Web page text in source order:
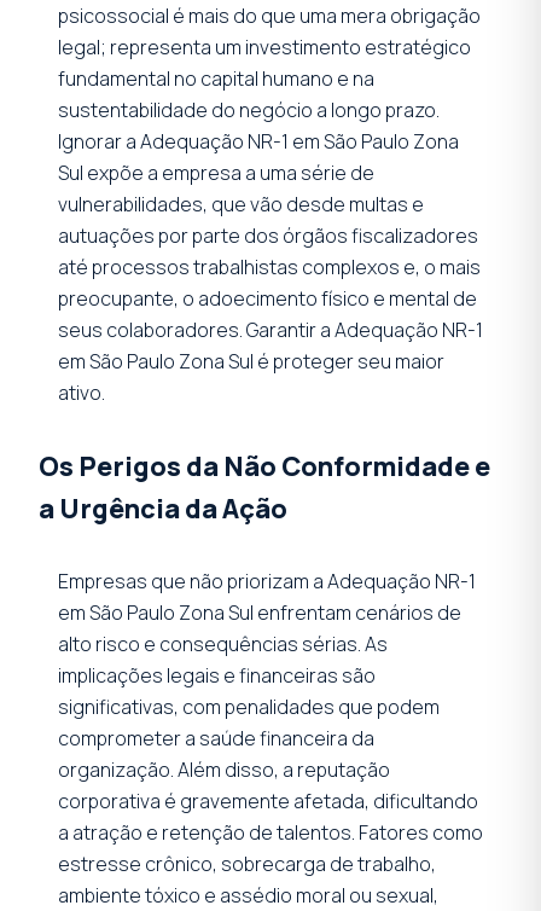
psicossocial é mais do que uma mera obrigação
legal; representa um investimento estratégico
fundamental no capital humano e na
sustentabilidade do negócio a longo prazo.
Ignorar a Adequação NR-1 em São Paulo Zona
Sul expõe a empresa a uma série de
vulnerabilidades, que vão desde multas e
autuações por parte dos órgãos fiscalizadores
até processos trabalhistas complexos e, o mais
preocupante, o adoecimento físico e mental de
seus colaboradores. Garantir a Adequação NR-1
em São Paulo Zona Sul é proteger seu maior
ativo.
Os Perigos da Não Conformidade e
a Urgência da Ação
Empresas que não priorizam a Adequação NR-1
em São Paulo Zona Sul enfrentam cenários de
alto risco e consequências sérias. As
implicações legais e financeiras são
significativas, com penalidades que podem
comprometer a saúde financeira da
organização. Além disso, a reputação
corporativa é gravemente afetada, dificultando
a atração e retenção de talentos. Fatores como
estresse crônico, sobrecarga de trabalho,
ambiente tóxico e assédio moral ou sexual,